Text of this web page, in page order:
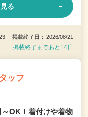
る
掲載終了日： 2026/08/21
掲載終了まであと14日
ッフ
～OK！着付けや着物